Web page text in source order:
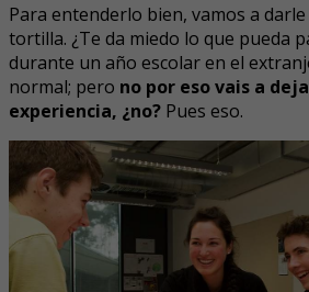
Para entenderlo bien, vamos a
tortilla. ¿Te da miedo lo que pueda
durante un año escolar en el
normal; pero no por eso vais a
experiencia, ¿no? Pues eso.